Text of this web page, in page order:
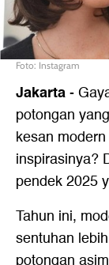
Foto: Instagram
Jakarta-
potongan
kesan
inspirasinya?
pendek 2025
Tahun ini,
sentuhan